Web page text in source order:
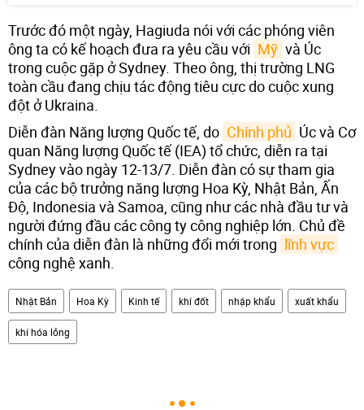
Trước đó một ngày, Hagiuda nói với các phóng viên
ông ta có kế hoạch đưa ra yêu cầu với Mỹ và Úc
trong cuộc gặp ở Sydney. Theo ông, thị trường LNG
toàn cầu đang chịu tác động tiêu cực do cuộc xung
đột ở Ukraina.
Diễn đàn Năng lượng Quốc tế, do Chính phủ Úc và Cơ
quan Năng lượng Quốc tế (IEA) tổ chức, diễn ra tại
Sydney vào ngày 12-13/7. Diễn đàn có sự tham gia
của các bộ trưởng năng lượng Hoa Kỳ, Nhật Bản, Ấn
Độ, Indonesia và Samoa, cũng như các nhà đầu tư và
người đứng đầu các công ty công nghiệp lớn. Chủ đề
chính của diễn đàn là những đổi mới trong lĩnh vực
công nghệ xanh.
Nhật Bản Hoa Kỳ Kinh tế khí đốt nhập khẩu xuất khẩu
khí hóa lỏng